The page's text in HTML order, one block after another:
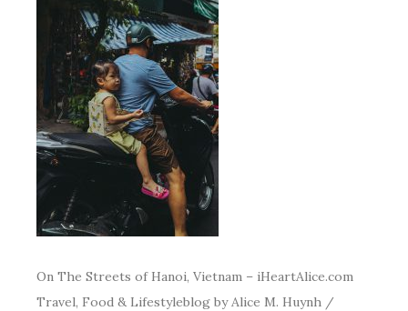
On The Streets of Hanoi, Vietnam – iHeartAlice.com
Travel, Food & Lifestyleblog by Alice M. Huynh /